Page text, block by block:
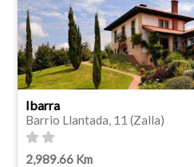
Ibarra
Barrio Llantada, 11 (Zalla)
2,989.66 Km